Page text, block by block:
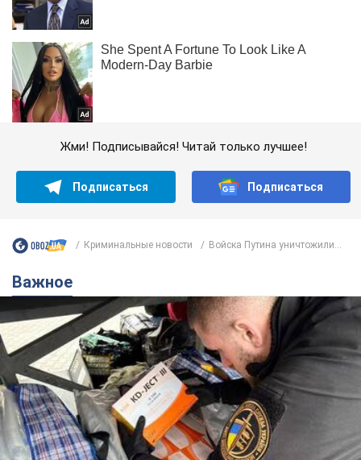
Жми! Подписывайся! Читай только лучшее!
Подписаться Подписаться
Криминальные новости Войска Путина уничтожили...
Важное